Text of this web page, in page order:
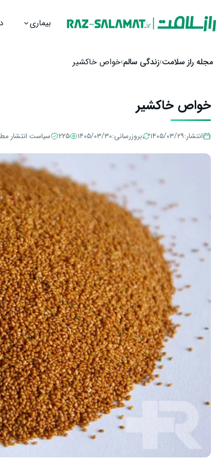
بیماری
مجله راز سلامت زندگی سالم خواص خاکشیر
خواص خاکشیر
انتشار:۱۴۰۵/۰۳/۲۹ بروزرسانی:۱۴۰۵/۰۳/۳۰ 225 سیاست انتشار